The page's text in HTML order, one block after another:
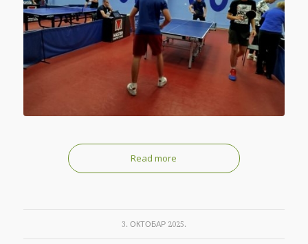
Read more
3. ОКТОБАР 2025.